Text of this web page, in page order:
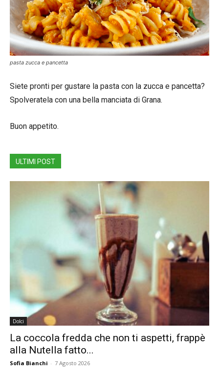
pasta zucca e pancetta
Siete pronti per gustare la pasta con la zucca e pancetta?
Spolveratela con una bella manciata di Grana.
Buon appetito.
ULTIMI POST
Dolci
La coccola fredda che non ti aspetti, frappè
alla Nutella fatto...
Sofia Bianchi - 7 Agosto 2026